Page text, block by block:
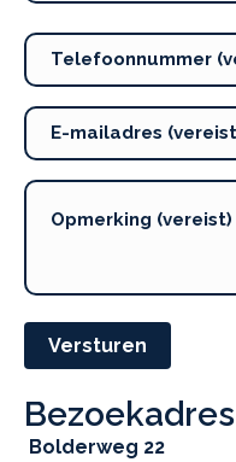
Versturen
Bezoekadres
Bolderweg 22